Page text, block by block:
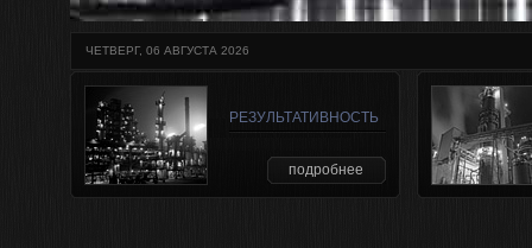
ЧЕТВЕРГ, 06 АВГУСТА 2026
РЕЗУЛЬТАТИВНОСТЬ
подробнее